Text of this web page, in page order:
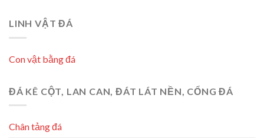
LINH VẬT ĐÁ
Con vật bằng đá
ĐÁ KÊ CỘT, LAN CAN, ĐÁT LÁT NỀN, CỔNG ĐÁ
Chân tảng đá